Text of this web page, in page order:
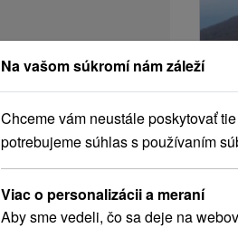
Na vašom súkromí nám záleží
Chceme vám neustále poskytovať
potrebujeme súhlas s používaním
Viac o personalizácii a meraní
Aby sme vedeli, čo sa deje na